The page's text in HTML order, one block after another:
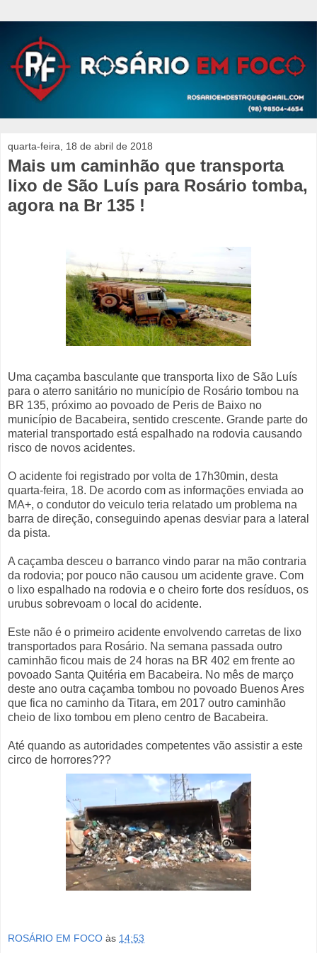
quarta-feira, 18 de abril de 2018
Mais um caminhão que transporta
lixo de São Luís para Rosário tomba,
agora na Br 135 !
Uma caçamba basculante que transporta lixo de São Luís
para o aterro sanitário no município de Rosário tombou na
BR 135, próximo ao povoado de Peris de Baixo no
município de Bacabeira, sentido crescente. Grande parte do
material transportado está espalhado na rodovia causando
risco de novos acidentes.
O acidente foi registrado por volta de 17h30min, desta
quarta-feira, 18. De acordo com as informações enviada ao
MA+, o condutor do veiculo teria relatado um problema na
barra de direção, conseguindo apenas desviar para a lateral
da pista.
A caçamba desceu o barranco vindo parar na mão contraria
da rodovia; por pouco não causou um acidente grave. Com
o lixo espalhado na rodovia e o cheiro forte dos resíduos, os
urubus sobrevoam o local do acidente.
Este não é o primeiro acidente envolvendo carretas de lixo
transportados para Rosário. Na semana passada outro
caminhão ficou mais de 24 horas na BR 402 em frente ao
povoado Santa Quitéria em Bacabeira. No mês de março
deste ano outra caçamba tombou no povoado Buenos Ares
que fica no caminho da Titara, em 2017 outro caminhão
cheio de lixo tombou em pleno centro de Bacabeira.
Até quando as autoridades competentes vão assistir a este
circo de horrores???
ROSÁRIO EM FOCO às 14:53